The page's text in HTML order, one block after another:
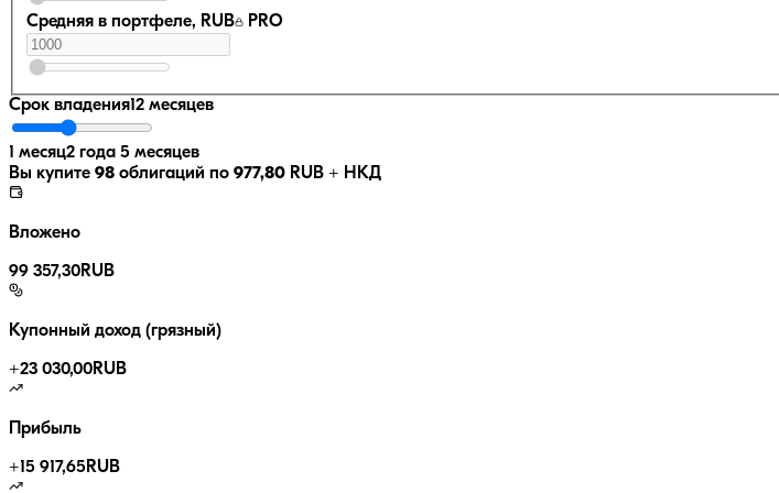
Средняя в портфеле, RUB PRO
Срок владения12 месяцев
1 месяц2 года 5 месяцев
Вы купите 98 облигаций по 977,80 RUB + НКД
Вложено
99 357,30RUB
Купонный доход (грязный)
+23 030,00RUB
Прибыль
+15 917,65 RUB